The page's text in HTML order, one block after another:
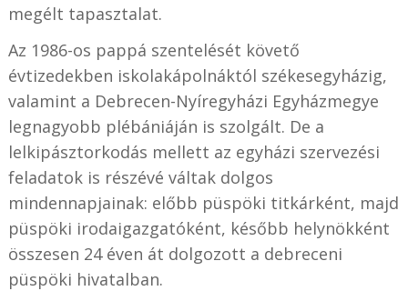
megélt tapasztalat.
Az 1986-os pappá szentelését követő
évtizedekben iskolakápolnáktól székesegyházig,
valamint a Debrecen-Nyíregyházi Egyházmegye
legnagyobb plébániáján is szolgált. De a
lelkipásztorkodás mellett az egyházi szervezési
feladatok is részévé váltak dolgos
mindennapjainak: előbb püspöki titkárként, majd
püspöki irodaigazgatóként, később helynökként
összesen 24 éven át dolgozott a debreceni
püspöki hivatalban.